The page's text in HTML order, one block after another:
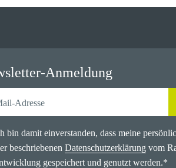
Anmeldung
bin damit einverstanden, dass meine
beschriebenen Datenschutzerklärung vom
gespeichert und genutzt werden.*